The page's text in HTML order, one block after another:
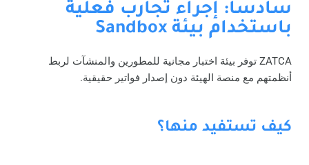
سادساً: إجراء تجارب فعلية
باستخدام بيئة Sandbox
ZATCA توفر بيئة اختبار مجانية للمطورين والمنشآت لربط
أنظمتهم مع منصة الهيئة دون إصدار فواتير حقيقية.
كيف تستفيد منها؟